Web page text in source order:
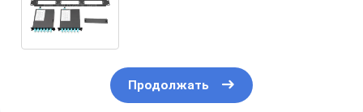
Продолжать